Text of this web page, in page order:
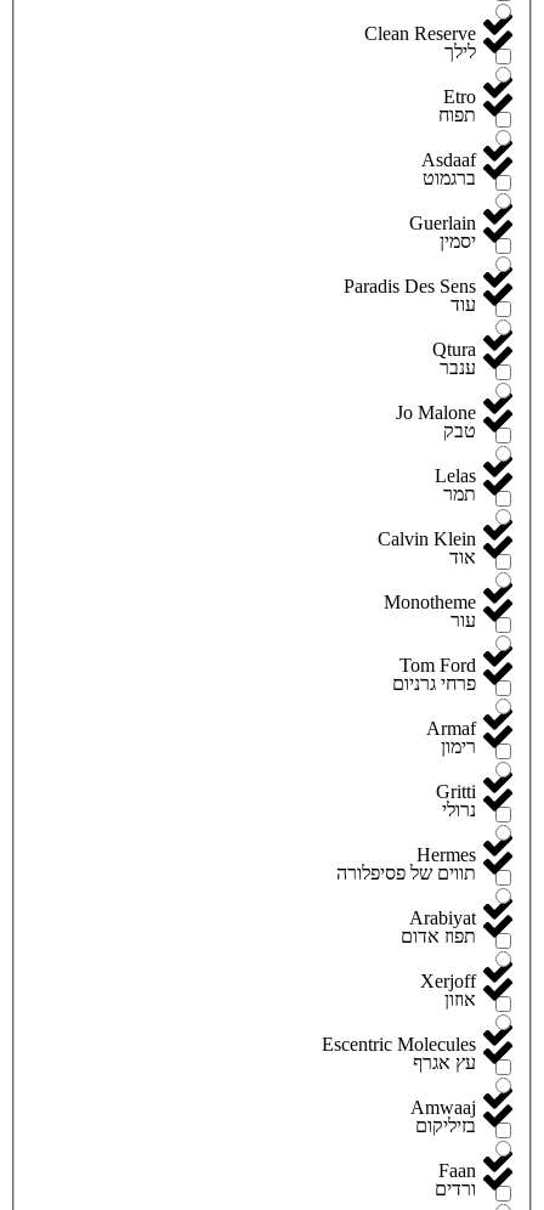
Clean Reserve
Etro
Asdaaf
Guerlain
Paradis Des Sens
Qtura
Jo Malone
Lelas
Calvin Klein
Monotheme
Tom Ford
Armaf
Gritti
Hermes
Arabiyat
Xerjoff
Escentric Molecules
Amwaaj
Faan
לילך
תפוח
ברגמוט
יסמין
עוד
ענבר
טבק
תמר
אוד
עור
פרחי גרניום
רימון
נרולי
תווים של פסיפלורה
תפוז אדום
אוזון
עץ אגרף
בזיליקום
ורדים